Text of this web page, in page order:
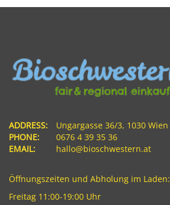
ADDRESS:
Ungargasse 36/3, 1030 Wien
PHONE:
0676 4 39 35 36
EMAIL:
hallo@bioschwestern.at
Öffnungszeiten und Abholung im Laden:
Freitag 11:00-19:00 Uhr